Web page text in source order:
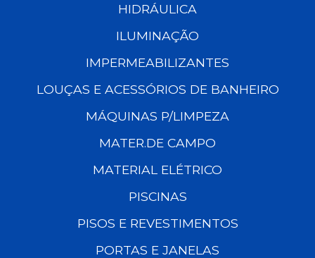
HIDRÁULICA
ILUMINAÇÃO
IMPERMEABILIZANTES
LOUÇAS E ACESSÓRIOS DE BANHEIRO
MÁQUINAS P/LIMPEZA
MATER.DE CAMPO
MATERIAL ELÉTRICO
PISCINAS
PISOS E REVESTIMENTOS
PORTAS E JANELAS